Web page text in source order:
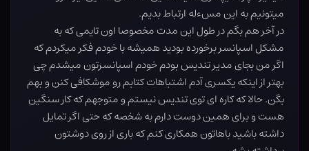
میتونیم به این مسءله ارتباط بدیم.
در آخر هم بگم در طول این مدت مخصوصا اون تایمی که به
مشکل اسپانسر برخورده بودید همیشه با خودم فکر میکردم که
اگر من بجای مدیر تندیس بودم خودم اسپانسرتون میشدم چی
بهتر از اینکه یکسری آدم اشتباهات کتابم رو موشکافی کنن و بهم
بگن. حالا که کاره ای توی تندیس نیستم و متوجهم که کار سنگین
هست و برای همین دوست دارم به شخصه که حتی اگر تمایل
داشته باشید باهاتون همکاری کنم که باری از روی دوشتون